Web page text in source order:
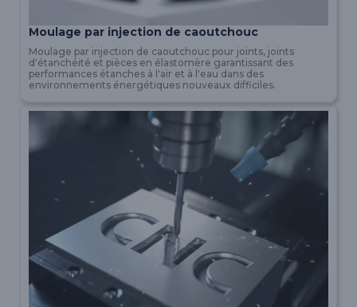
Moulage par injection de caoutchouc
Moulage par injection de caoutchouc pour joints, joints
d'étanchéité et pièces en élastomère garantissant des
performances étanches à l'air et à l'eau dans des
environnements énergétiques nouveaux difficiles.